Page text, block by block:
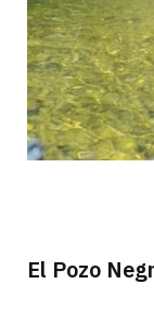
El Pozo